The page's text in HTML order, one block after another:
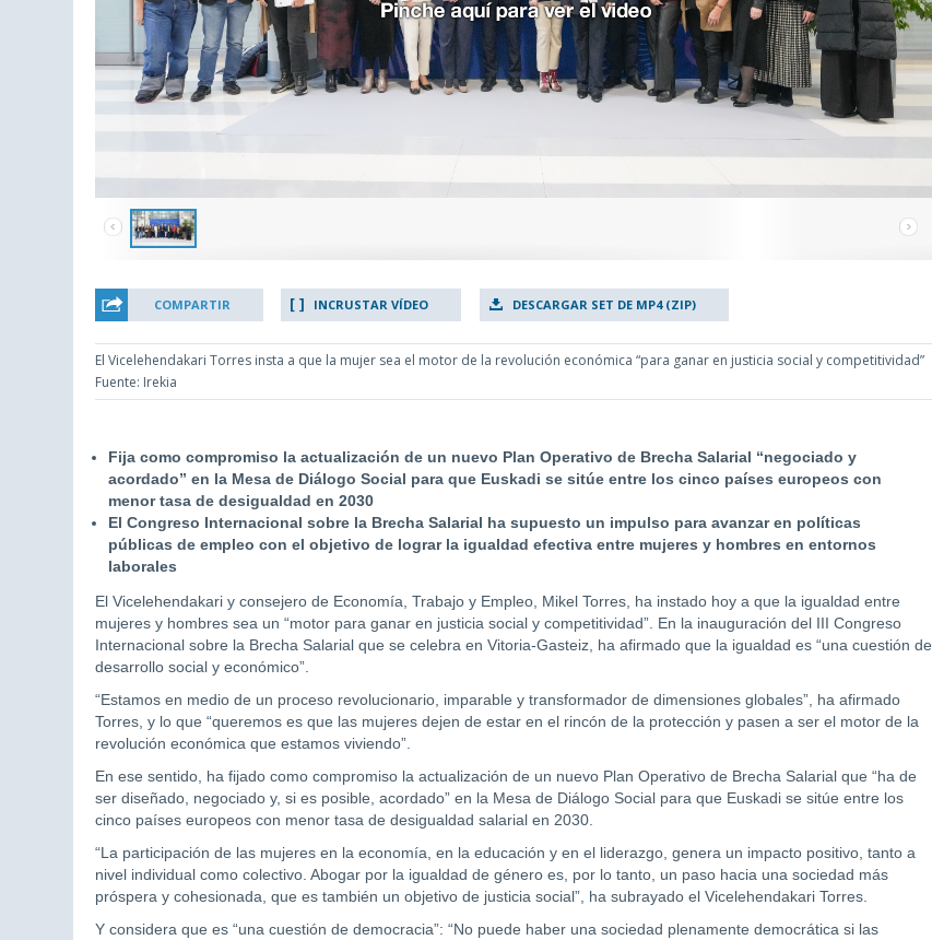
COMPARTIR INCRUSTAR VÍDEO DESCARGAR SET DE MP4 (ZIP)
El Vicelehendakari Torres insta a que la mujer sea el motor de la revolución económica “para ganar en justicia social y competitividad”
Fuente: Irekia
Fija como compromiso la actualización de un nuevo Plan Operativo de Brecha Salarial “negociado y
acordado” en la Mesa de Diálogo Social para que Euskadi se sitúe entre los cinco países europeos con
menor tasa de desigualdad en 2030
El Congreso Internacional sobre la Brecha Salarial ha supuesto un impulso para avanzar en políticas
públicas de empleo con el objetivo de lograr la igualdad efectiva entre mujeres y hombres en entornos
laborales
El Vicelehendakari y consejero de Economía, Trabajo y Empleo, Mikel Torres, ha instado hoy a que la igualdad entre
mujeres y hombres sea un “motor para ganar en justicia social y competitividad”. En la inauguración del III Congreso
Internacional sobre la Brecha Salarial que se celebra en Vitoria-Gasteiz, ha afirmado que la igualdad es “una cuestión de
desarrollo social y económico”.
“Estamos en medio de un proceso revolucionario, imparable y transformador de dimensiones globales”, ha afirmado
Torres, y lo que “queremos es que las mujeres dejen de estar en el rincón de la protección y pasen a ser el motor de la
revolución económica que estamos viviendo”.
En ese sentido, ha fijado como compromiso la actualización de un nuevo Plan Operativo de Brecha Salarial que “ha de
ser diseñado, negociado y, si es posible, acordado” en la Mesa de Diálogo Social para que Euskadi se sitúe entre los
cinco países europeos con menor tasa de desigualdad salarial en 2030.
“La participación de las mujeres en la economía, en la educación y en el liderazgo, genera un impacto positivo, tanto a
nivel individual como colectivo. Abogar por la igualdad de género es, por lo tanto, un paso hacia una sociedad más
próspera y cohesionada, que es también un objetivo de justicia social”, ha subrayado el Vicelehendakari Torres.
Y considera que es “una cuestión de democracia”: “No puede haber una sociedad plenamente democrática si las